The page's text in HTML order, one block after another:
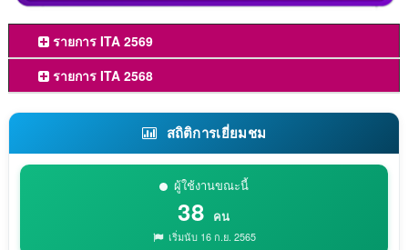
รายการ ITA 2569
รายการ ITA 2568
สถิติการเยี่ยมชม
ผู้ใช้งานขณะนี้
38 คน
เริ่มนับ 16 ก.ย. 2565